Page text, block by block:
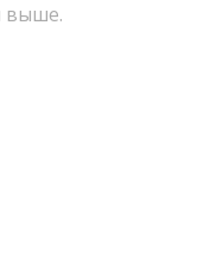
выше.